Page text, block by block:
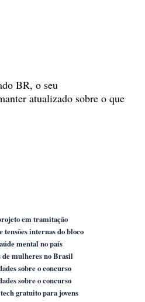
BR, o seu
atualizado sobre o que
em tramitação
internas do bloco
mental no país
de mulheres no Brasil
sobre o concurso
sobre o concurso
gratuito para jovens